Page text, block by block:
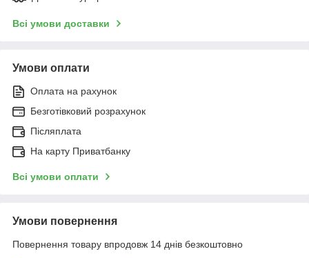
Всі умови доставки
Умови оплати
Оплата на рахунок
Безготівковий розрахунок
Післяплата
На карту Приватбанку
Всі умови оплати
Умови повернення
Повернення товару впродовж 14 днів безкоштовно